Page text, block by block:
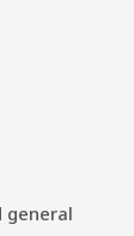
general